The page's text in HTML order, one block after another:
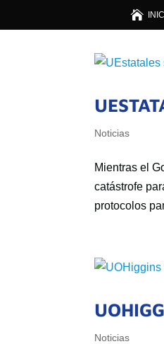

Noticias
Mientras el
catástrofe
protocolos
Noticias